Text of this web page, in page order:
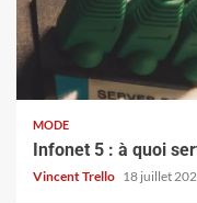
MODE
Infonet 5 : à quoi
Vincent Trello 18 juillet